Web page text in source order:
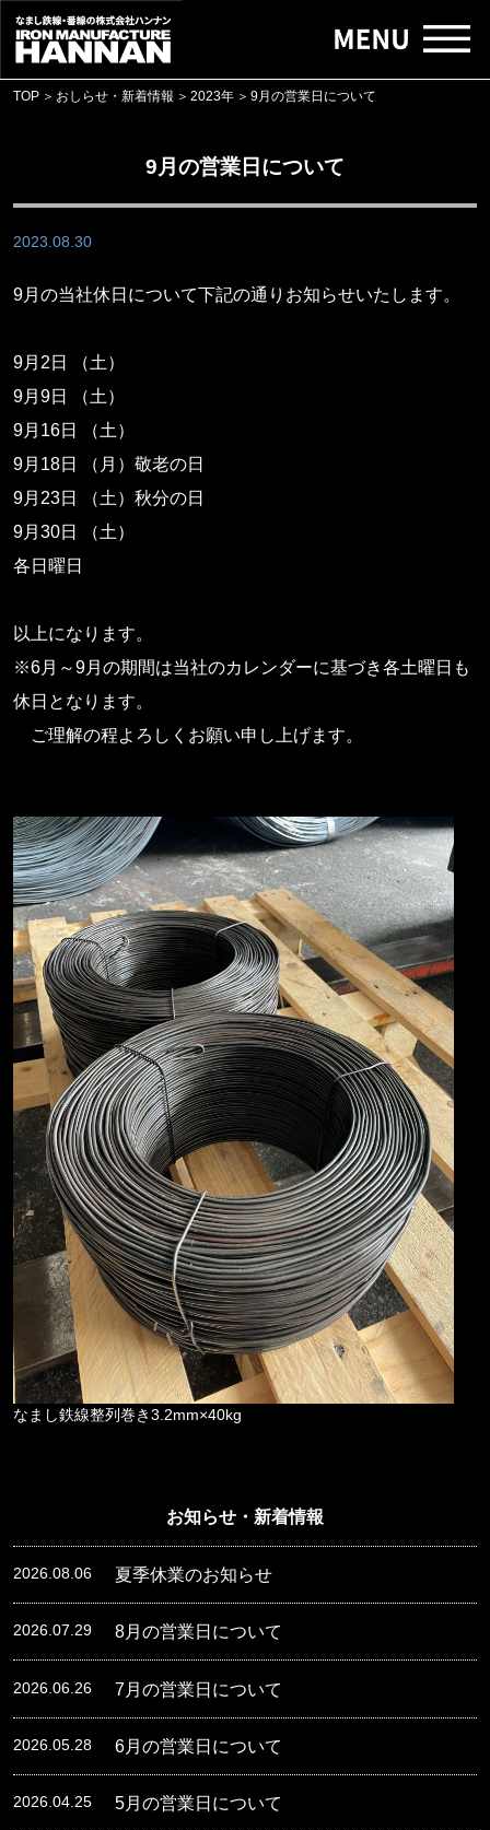
TOP ＞ おしらせ・新着情報 ＞ 2023年 ＞ 9月の営業日について
9月の営業日について
2023.08.30
9月の当社休日について下記の通りお知らせいたします。
9月2日 （土）
9月9日 （土）
9月16日 （土）
9月18日 （月）敬老の日
9月23日 （土）秋分の日
9月30日 （土）
各日曜日
以上になります。
※6月～9月の期間は当社のカレンダーに基づき各土曜日も
休日となります。
ご理解の程よろしくお願い申し上げます。
なまし鉄線整列巻き3.2mm×40kg
お知らせ・新着情報
2026.08.06 夏季休業のお知らせ
2026.07.29 8月の営業日について
2026.06.26 7月の営業日について
2026.05.28 6月の営業日について
2026.04.25 5月の営業日について